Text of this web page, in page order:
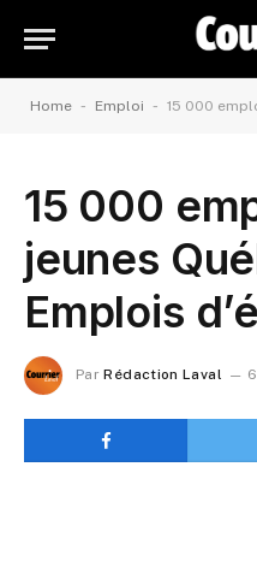
Home - Emploi - 15 000 emplois
15 000
jeunes
Emplois
Par Rédaction Laval